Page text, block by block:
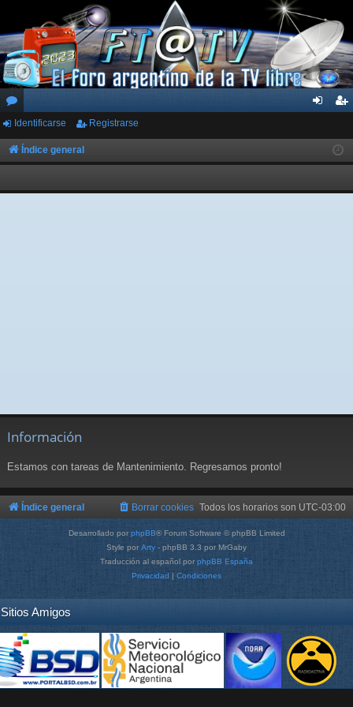
or
os
ar
ist
rs
Identificarse Registrarse
Índice general
Información
Estamos con tareas de Mantenimiento. Regresamos pronto!
Índice general Todos los horarios son UTC-03:00
Borrar cookies
Desarrollado por phpBB® Forum Software © phpBB Limited
Style por Arty - phpBB 3.3 por MrGaby
Traducción al español por phpBB España
Privacidad | Condiciones
Sitios Amigos